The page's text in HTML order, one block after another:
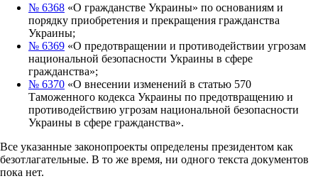
№ 6368 «О гражданстве Украины» по основаниям и
порядку приобретения и прекращения гражданства
Украины;
№ 6369 «О предотвращении и противодействии угрозам
национальной безопасности Украины в сфере
гражданства»;
№ 6370 «О внесении изменений в статью 570
Таможенного кодекса Украины по предотвращению и
противодействию угрозам национальной безопасности
Украины в сфере гражданства».
Все указанные законопроекты определены президентом как
безотлагательные. В то же время, ни одного текста документов
пока нет.